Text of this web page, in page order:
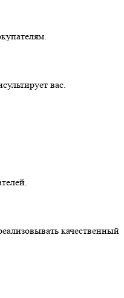
вас.
качественный